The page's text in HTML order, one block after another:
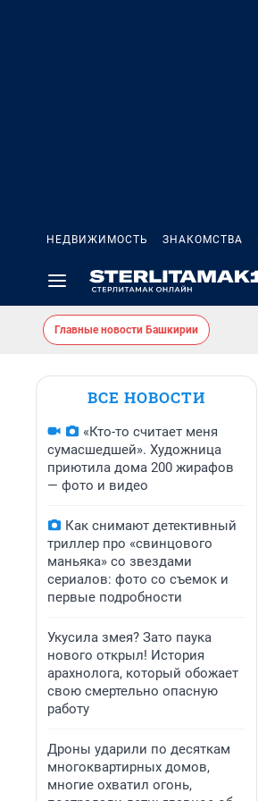
НЕДВИЖИМОСТЬ ЗНАКОМСТВА
Главные новости Башкирии
ВСЕ НОВОСТИ
«Кто-то считает меня
сумасшедшей». Художница
приютила дома 200 жирафов
— фото и видео
Как снимают детективный
триллер про «свинцового
маньяка» со звездами
сериалов: фото со съемок и
первые подробности
Укусила змея? Зато паука
нового открыл! История
арахнолога, который обожает
свою смертельно опасную
работу
Дроны ударили по десяткам
многоквартирных домов,
многие охватил огонь,